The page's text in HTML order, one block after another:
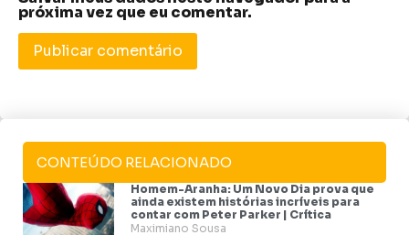
próxima vez que eu comentar.
CONTEÚDO RELACIONADO
Homem-Aranha: Um Novo Dia prova que
ainda existem histórias incríveis para
contar com Peter Parker | Crítica
Maximiano Sousa